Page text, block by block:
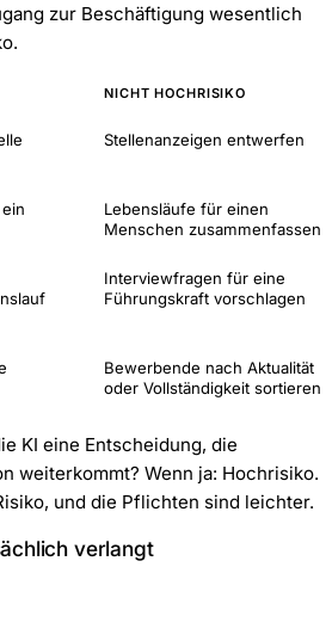
zur Beschäftigung wesentlich
NICHT HOCHRISIKO
Stellenanzeigen entwerfen
Lebensläufe für einen
Menschen zusammenfassen
Interviewfragen für eine
Führungskraft vorschlagen
Bewerbende nach Aktualität
oder Vollständigkeit sortieren
KI eine Entscheidung, die
weiterkommt? Wenn ja: Hochrisiko.
und die Pflichten sind leichter.
verlangt